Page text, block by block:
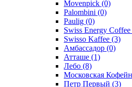
Movenpick (0)
Palombini (0)
Paulig (0)
Swiss Energy Coffee
Swisso Kaffee (3)
Амбассадор (0)
Атташе (1)
Лебо (8)
Московская
Петр Первый (3)